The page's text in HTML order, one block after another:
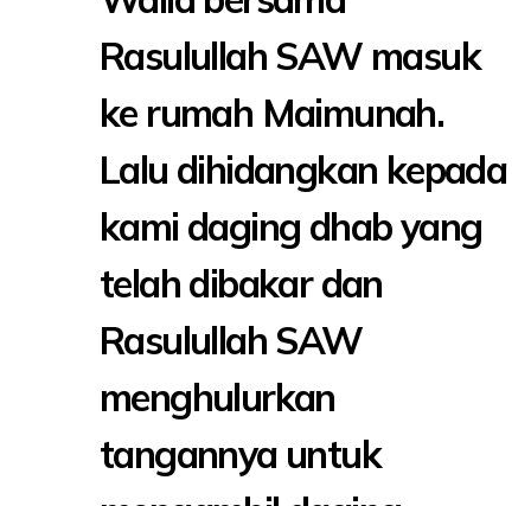
Rasulullah SAW masuk
ke rumah Maimunah.
Lalu dihidangkan kepada
kami daging dhab yang
telah dibakar dan
Rasulullah SAW
menghulurkan
tangannya untuk